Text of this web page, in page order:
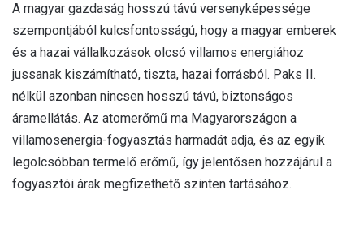
A magyar gazdaság hosszú távú versenyképessége
szempontjából kulcsfontosságú, hogy a magyar emberek
és a hazai vállalkozások olcsó villamos energiához
jussanak kiszámítható, tiszta, hazai forrásból. Paks II.
nélkül azonban nincsen hosszú távú, biztonságos
áramellátás. Az atomerőmű ma Magyarországon a
villamosenergia-fogyasztás harmadát adja, és az egyik
legolcsóbban termelő erőmű, így jelentősen hozzájárul a
fogyasztói árak megfizethető szinten tartásához.